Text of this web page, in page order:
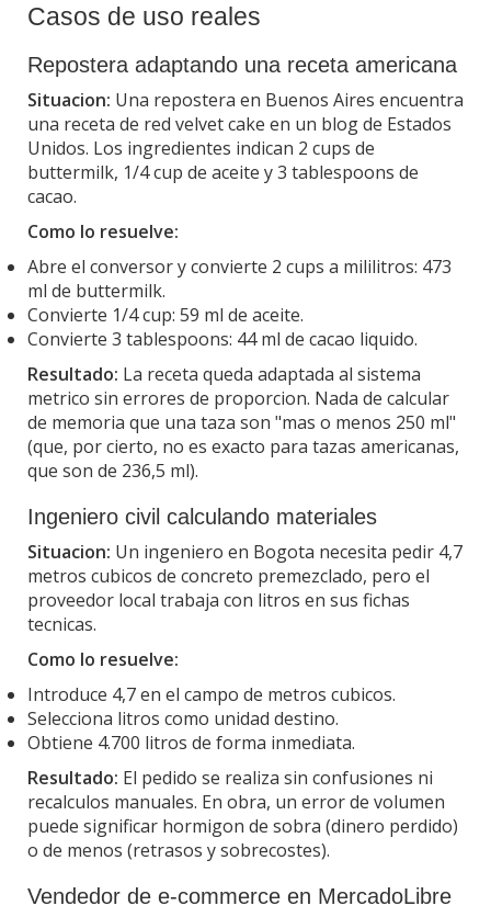
Casos de uso reales
Repostera adaptando una receta americana
Situacion: Una repostera en Buenos Aires encuentra
una receta de red velvet cake en un blog de Estados
Unidos. Los ingredientes indican 2 cups de
buttermilk, 1/4 cup de aceite y 3 tablespoons de
cacao.
Como lo resuelve:
Abre el conversor y convierte 2 cups a mililitros: 473
ml de buttermilk.
Convierte 1/4 cup: 59 ml de aceite.
Convierte 3 tablespoons: 44 ml de cacao liquido.
Resultado: La receta queda adaptada al sistema
metrico sin errores de proporcion. Nada de calcular
de memoria que una taza son "mas o menos 250 ml"
(que, por cierto, no es exacto para tazas americanas,
que son de 236,5 ml).
Ingeniero civil calculando materiales
Situacion: Un ingeniero en Bogota necesita pedir 4,7
metros cubicos de concreto premezclado, pero el
proveedor local trabaja con litros en sus fichas
tecnicas.
Como lo resuelve:
Introduce 4,7 en el campo de metros cubicos.
Selecciona litros como unidad destino.
Obtiene 4.700 litros de forma inmediata.
Resultado: El pedido se realiza sin confusiones ni
recalculos manuales. En obra, un error de volumen
puede significar hormigon de sobra (dinero perdido)
o de menos (retrasos y sobrecostes).
Vendedor de e-commerce en MercadoLibre